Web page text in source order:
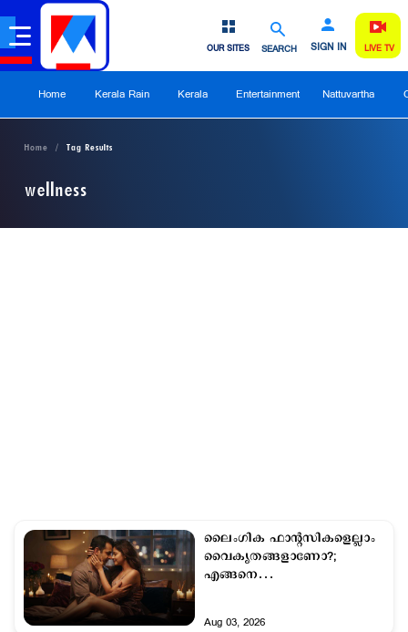
SEARCH SIGN IN
OUR SITES LIVE TV
Home Kerala Rain Kerala Entertainment Nattuvartha
Home Tag Results
wellness
ലൈംഗിക ഫാന്‍റസികളെല്ലാം
വൈകൃതങ്ങളാണോ?;
എങ്ങനെ
Aug 03, 2026